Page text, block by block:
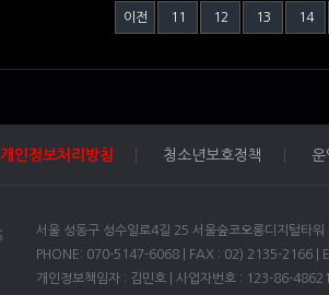
이전 11 12 13 14
개인정보처리방침 청소년보호정책 운
서울 성동구 성수일로4길 25 서울숲코오롱디지털타
PHONE: 070-5147-6068 | FAX : 02) 2135-2166 |
개인정보책임자 : 김민호 | 사업자번호 : 123-86-